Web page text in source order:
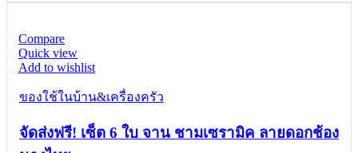
Compare
Quick view
Add to wishlist
ของใช้ในบ้าน&เครื่องครัว
จัดส่งฟรี! เซ็ต 6 ใบ จาน ชามเซรามิค ลายดอกช้อง